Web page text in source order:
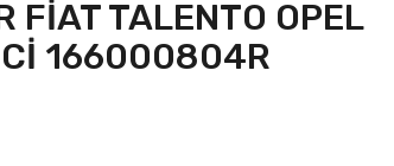
TALENTO OPEL
166000804R